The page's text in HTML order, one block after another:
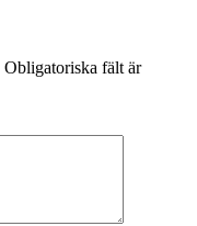
Obligatoriska fält är